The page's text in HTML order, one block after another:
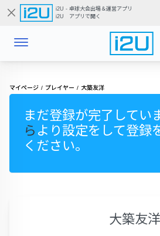
i2U - 卓球大会出場＆運営アプリ
i2U アプリで開く
マイページ プレイヤー 大築友洋
まだ登録が完了してい
ら より設定をして登録
ください。
大築友洋